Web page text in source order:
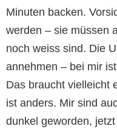
Minuten backen.
werden – sie müssen
noch weiss sind. Die
annehmen – bei mir
Das braucht vielleicht
ist anders. Mir sind
dunkel geworden,